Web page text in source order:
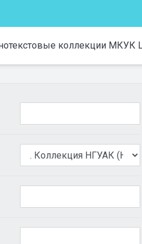
коллекции МКУК